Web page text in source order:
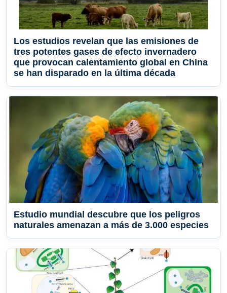
Los estudios revelan que las emisiones de
tres potentes gases de efecto invernadero
que provocan calentamiento global en China
se han disparado en la última década
Estudio mundial descubre que los peligros
naturales amenazan a más de 3.000 especies